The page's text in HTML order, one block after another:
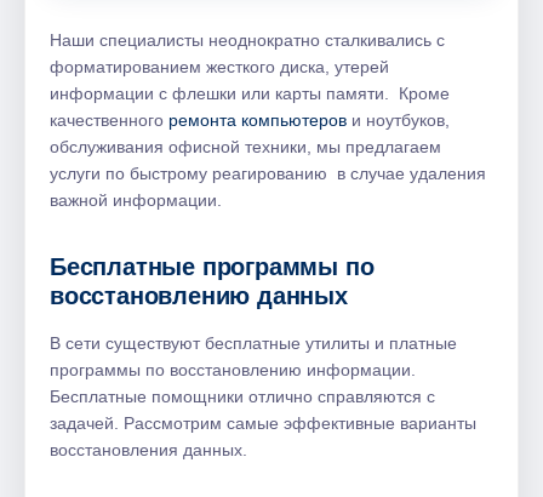
Наши специалисты неоднократно сталкивались с
форматированием жесткого диска, утерей
информации с флешки или карты памяти. Кроме
качественного ремонта компьютеров и ноутбуков,
обслуживания офисной техники, мы предлагаем
услуги по быстрому реагированию в случае удаления
важной информации.
Бесплатные программы по
восстановлению данных
В сети существуют бесплатные утилиты и платные
программы по восстановлению информации.
Бесплатные помощники отлично справляются с
задачей. Рассмотрим самые эффективные варианты
восстановления данных.